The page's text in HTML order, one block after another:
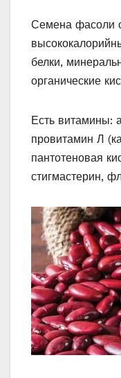
Семена фасоли
белки,
органические
Есть витамины:
провитамин Л
пантотеновая
стигмастерин,